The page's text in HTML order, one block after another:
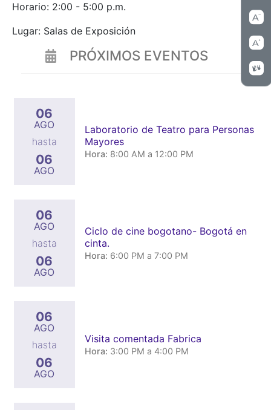
Horario: 2:00 - 5:00 p.m.
Lugar: Salas de Exposición
PRÓXIMOS EVENTOS
06
AGO
hasta
06
AGO
Laboratorio de Teatro para Personas
Mayores
Hora: 8:00 AM a 12:00 PM
06
AGO
hasta
06
AGO
Ciclo de cine bogotano- Bogotá en
cinta.
Hora: 6:00 PM a 7:00 PM
06
AGO
hasta
06
AGO
Visita comentada Fabrica
Hora: 3:00 PM a 4:00 PM